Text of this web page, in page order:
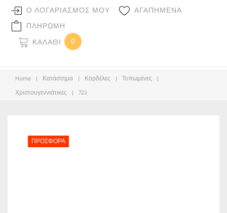
Ο ΛΟΓΑΡΙΑΣΜΟΣ ΜΟΥ
ΑΓΑΠΗΜΕΝΑ
ΠΛΗΡΩΜΗ
ΚΑΛΆΘΙ
0
Home | Κατάστημα | Κορδέλες | Τυπωμένες |
Χριστουγεννιάτικες | 723
ΠΡΟΣΦΟΡΆ